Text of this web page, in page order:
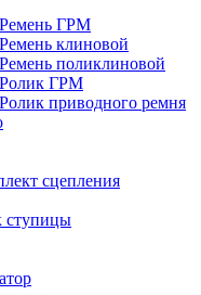
ГРМ
клиновой
поликлиновой
ГРМ
приводного ремня
сцепления